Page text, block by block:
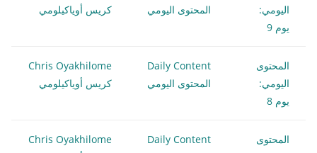
اليومي:
يوم 9
المحتوى اليومي
كريس أوياكيلومي
المحتوى
اليومي:
يوم 8
Daily Content
المحتوى اليومي
Chris Oyakhilome
كريس أوياكيلومي
المحتوى
Daily Content
Chris Oyakhilome